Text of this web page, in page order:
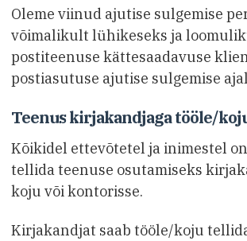
Oleme viinud ajutise sulgemise
võimalikult lühikeseks ja
postiteenuse kättesaadavuse
postiasutuse ajutise sulgemise
Teenus kirjakandjaga tööle/
Kõikidel ettevõtetel ja inimestel
tellida teenuse osutamiseks
koju või kontorisse.
Kirjakandjat saab tööle/koju